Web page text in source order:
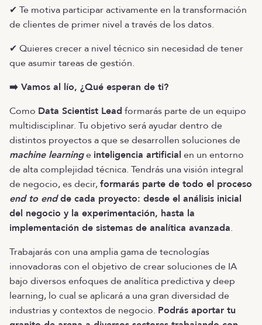
✔ Te motiva participar activamente en la transformación
de clientes de primer nivel a través de los datos.
✔ Quieres crecer a nivel técnico sin necesidad de tener
que asumir tareas de gestión.
➡️ Vamos al lío, ¿Qué esperan de ti?
Como Data Scientist Lead formarás parte de un equipo
multidisciplinar. Tu objetivo será ayudar dentro de
distintos proyectos a que se desarrollen soluciones de
machine learninge inteligencia artificial en un entorno
de alta complejidad técnica. Tendrás una visión integral
de negocio, es decir,formarás parte de todo el proceso
end to endde cada proyecto: desde el análisis inicial
del negocio y la experimentación, hasta la
implementación de sistemas de analítica avanzada.
Trabajarás con una amplia gama de tecnologías
innovadoras con el objetivo de crear soluciones de IA
bajo diversos enfoques de analítica predictiva y deep
learning, lo cual se aplicará a una gran diversidad de
industrias y contextos de negocio. Podrás aportar tu